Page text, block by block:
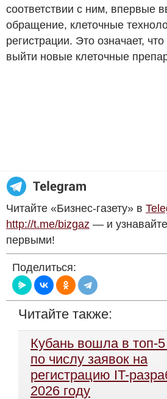
соответствии с ним, впервые
обращение, клеточные
регистрации. Это означает,
выйти новые клеточные
Читайте «Бизнес-газету» в
http://t.me/bizgaz — и
первыми!
Поделиться:
Читайте также:
Кубань вошла в топ-5
по числу заявок на
регистрацию IT-
2026 году